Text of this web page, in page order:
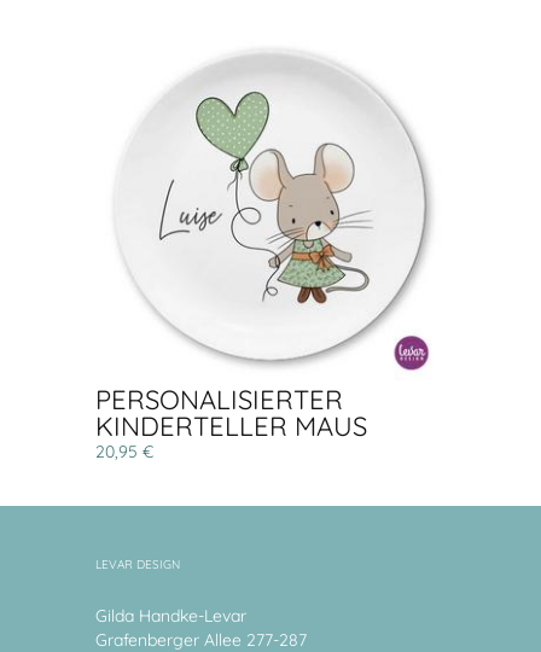
PERSONALISIERTER
KINDERTELLER MAUS
20,95 €
LEVAR DESIGN
Gilda Handke-Levar
Grafenberger Allee 277-287